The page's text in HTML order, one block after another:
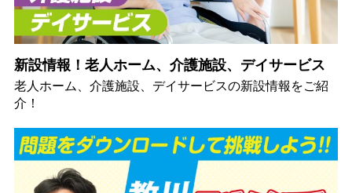
新設情報！老人ホーム、介護施設、デイサービス
老人ホーム、介護施設、デイサービスの新設情報をご紹
介！